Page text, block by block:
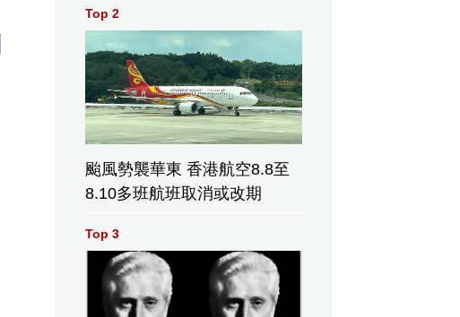
Top 2
颱風勢襲華東 香港航空8.8至
8.10多班航班取消或改期
Top 3